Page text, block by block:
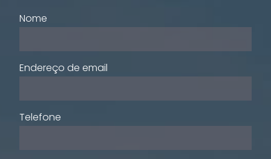
Nome
Endereço de email
Telefone